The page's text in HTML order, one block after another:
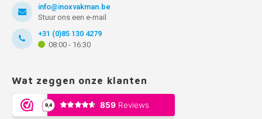
info@inoxvakman.be
Stuur ons een e-mail
+31 (0)85 130 4279
08:00 - 16:30
Wat zeggen onze klanten